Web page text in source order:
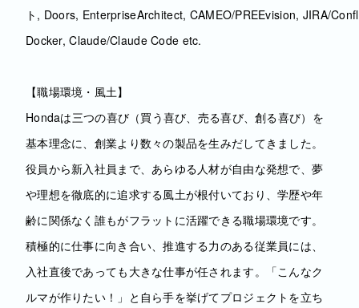
ト, Doors, EnterpriseArchitect, CAMEO/PREEvision, JIRA/
Docker, Claude/Claude Code etc.
【職場環境・風土】
Hondaは三つの喜び（買う喜び、売る喜び、創る喜び）を
基本理念に、創業より数々の製品を生みだしてきました。
役員から新入社員まで、あらゆる人材が自由な発想で、夢
や理想を徹底的に追求する風土が根付いており、学歴や年
齢に関係なく誰もがフラットに活躍できる職場環境です。
積極的に仕事に向き合い、推進する力のある従業員には、
入社直後であっても大きな仕事が任されます。「こんなク
ルマが作りたい！」と自ら手を挙げてプロジェクトを立ち